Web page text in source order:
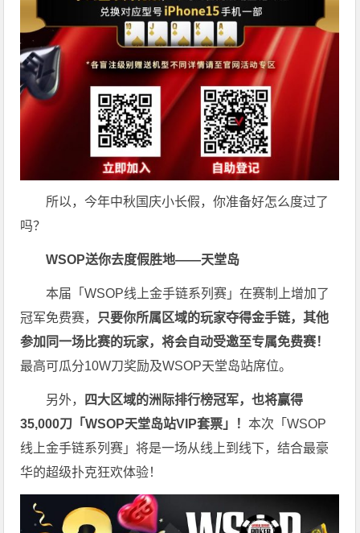
所以，今年中秋国庆小长假，你准备好怎么度过了
吗？
WSOP送你去度假胜地——天堂岛
本届「WSOP线上金手链系列赛」在赛制上增加了
冠军免费赛， 只要你所属区域的玩家夺得金手链，其他
参加同一场比赛的玩家，将会自动受邀至专属免费赛！
最高可瓜分10W刀奖励及WSOP天堂岛站席位。
另外，
四大区域的洲际排行榜冠军，也将赢得
35,000刀「WSOP天堂岛站VIP套票」！本次「WSOP
线上金手链系列赛」将是一场从线上到线下，结合最豪
华的超级扑克狂欢体验！